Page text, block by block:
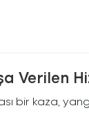
Verilen
bir kaza,